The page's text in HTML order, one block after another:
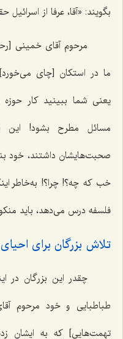
بگویند: «آقا، عرفا از
مرحوم آقای خمینی
ما در استکان [چای
یعنی شما ببینید کار
مسائل مطرح بشود! این
صحبت‌هایشان داشتند، خود
خب که چه؟! چرا؟! به‌خاطر
فلسفه درس می‌دهد، باید
تلاش بزرگان برای
چقدر این بزرگان در
طباطبایی و خود مرحوم
تهمت‌هایی] که به ایشان